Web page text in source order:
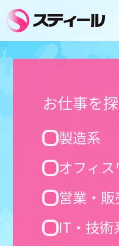
お仕事を
製造系
オフィ
営業・
IT・技術